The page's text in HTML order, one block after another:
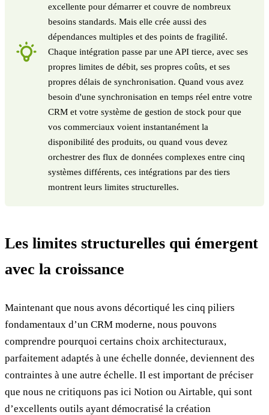
excellente pour démarrer et couvre de nombreux
besoins standards. Mais elle crée aussi des
dépendances multiples et des points de fragilité.
Chaque intégration passe par une API tierce, avec ses
propres limites de débit, ses propres coûts, et ses
propres délais de synchronisation. Quand vous avez
besoin d'une synchronisation en temps réel entre votre
CRM et votre système de gestion de stock pour que
vos commerciaux voient instantanément la
disponibilité des produits, ou quand vous devez
orchestrer des flux de données complexes entre cinq
systèmes différents, ces intégrations par des tiers
montrent leurs limites structurelles.
Les limites structurelles qui émergent
avec la croissance
Maintenant que nous avons décortiqué les cinq piliers
fondamentaux d’un CRM moderne, nous pouvons
comprendre pourquoi certains choix architecturaux,
parfaitement adaptés à une échelle donnée, deviennent des
contraintes à une autre échelle. Il est important de préciser
que nous ne critiquons pas ici Notion ou Airtable, qui sont
d’excellents outils ayant démocratisé la création